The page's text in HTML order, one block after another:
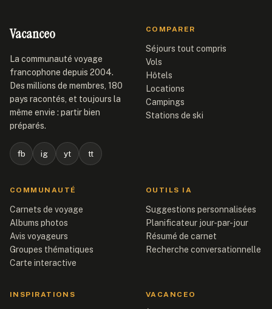
Vacanceo
La communauté voyage
francophone depuis 2004.
Des millions de membres, 180
pays racontés, et toujours la
même envie : partir bien
préparés.
fb ig yt tt
COMPARER
Séjours tout compris
Vols
Hôtels
Locations
Campings
Stations de ski
COMMUNAUTÉ
Carnets de voyage
Albums photos
Avis voyageurs
Groupes thématiques
Carte interactive
OUTILS IA
Suggestions personnalisées
Planificateur jour-par-jour
Résumé de carnet
Recherche conversationnelle
INSPIRATIONS VACANCEO